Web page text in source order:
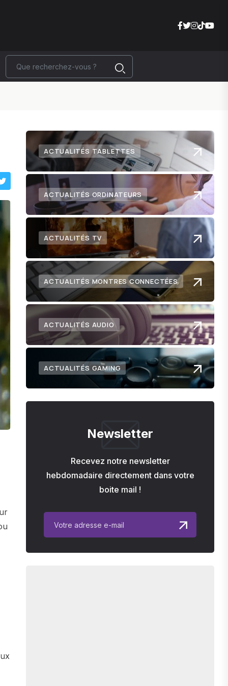
ACTUALITÉS TABLETTES
ACTUALITÉS ORDINATEURS
ACTUALITÉS TV
ACTUALITÉS MONTRES CONNECTÉES
ACTUALITÉS AUDIO
ACTUALITÉS GAMING
Newsletter
Recevez notre newsletter
hebdomadaire directement dans votre
boite mail !